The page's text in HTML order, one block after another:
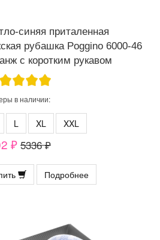
синяя приталенная
рубашка Poggino 6000-46
с коротким рукавом
в наличии:
L XL XXL
₽ 5336 ₽
Подробнее